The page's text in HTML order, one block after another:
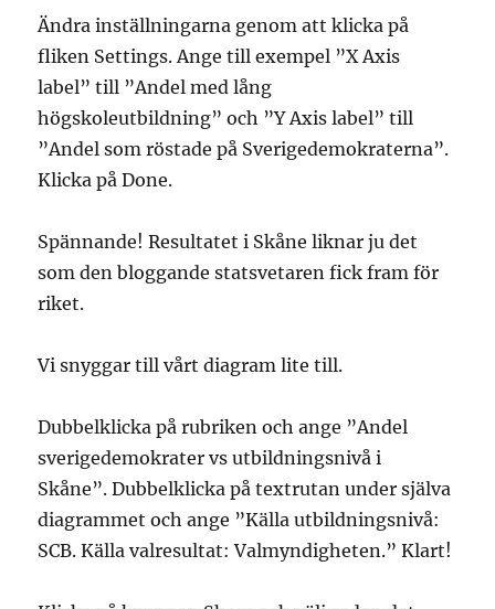
Ändra inställningarna genom att klicka på
fliken Settings. Ange till exempel ”X Axis
label” till ”Andel med lång
högskoleutbildning” och ”Y Axis label” till
”Andel som röstade på Sverigedemokraterna”.
Klicka på Done.
Spännande! Resultatet i Skåne liknar ju det
som den bloggande statsvetaren fick fram för
riket.
Vi snyggar till vårt diagram lite till.
Dubbelklicka på rubriken och ange ”Andel
sverigedemokrater vs utbildningsnivå i
Skåne”. Dubbelklicka på textrutan under själva
diagrammet och ange ”Källa utbildningsnivå:
SCB. Källa valresultat: Valmyndigheten.” Klart!